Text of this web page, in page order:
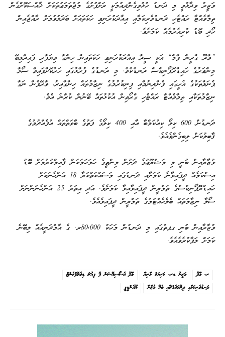
ވަޒީރު ވިދާޅުވީ މި ދަނޑު ހުޅުވިގެންދިއުމަކީ ރަށްފުށުގެ މުޖުތަމަޢުތަކަށް ޚާއްސަކޮށްގެން
ތިމާވެއްޓާ ރައްޓެހި ދަނޑުވެރިކަމާއި އިއާދަކުރަނިވި ހަކަތައަށް ބަދަލުވުމަށް ރާއްޖެއިން
ހޯދި ބޮޑު ކުރިއެރުމެއް ކަމަށެވެ.
”ވާދޫ ގްރީން ފާމް“ އަކީ ސީދާ އިއާދަކުރަނިވި ހަކަތައިން ހިންގާ ވިޔަފާރި ފައިދާލިބޭ
މިންވަރުގެ ހައިޑްރޮޕޯނިކްސް ދަނޑެކެވެ. މި ދަނޑުގެ ފުރާޅުގައި ހަރުކޮށްފައިވާ ސޯލާ
ޕެނަލްތަކުގެ އެހީގައި ފެންދިނުމާއި ފިނިކުރުމުގެ ނިޒާމުތައް ހިންގާއިރު، ވާރޭފެން ނަގާ
ނިޒާމުތަކާއި ތިމާވެއްޓާ ރައްޓެހި ގްރޯވިން އުކުޅުތައް ބޭނުން ކުރާނެ އެވެ.
ދަނޑުން 600 ކިލޯ ކިއުކަމްބާ އާއި 400 ކިލޯގެ ފަތުގެ ބާވަތްތައް އުފެއްދުމުގެ
ޤާބިލުކަން ލިބިގެންވެއެވެ.
ވުޒާރާއިން ބުނީ މި މަޝްރޫޢުގެ ދަށުން މިންތީގެ ހަމަހަމަކަން ޤާއިމްކުރުމަށް ބޮޑު
އިސްކަމެއް ދީފައިވާނެ ކަމަށާއި ދަނޑުގައި މަސައްކަތްކުރާ 18 އަންހެނަކަށް
ހައިޑްރޮޕޯނިކްސްގެ ތަމްރީން ދީފައިވާއިވާ ކަމަށެވެ. އަދި އިތުރު 25 އަންހެނުންނަށް
ސޯލާ ނިޒާމުތައް ބެލެހެއްޓުމުގެ ތަމްރީން ދީފައިވެއެވެ.
ވުޒާރާއިން ބުނި ގޕތުގައި މި ދަނޑުން މަހަކު 80,000ރ. ގެ އާމްދަނީއެއް ލިބޭނެ
ކަމަށް ލަފާކުރެވެއެވެ.
ރ. ވާދޫ ވަޒީރު ޑރ. މަރިޔަމް މާރިޔާ
ވާދޫ އެސޯސިއޭޝަން ފޮ ފިއުޗަ ޑިވެލޮޕްމެންޓް
ދަނޑުވެރިކަމާއި ދިރޭތަކެއްޗާއި ބެހޭ ވުޒާރާ
ޔޫއެންޑީޕީ